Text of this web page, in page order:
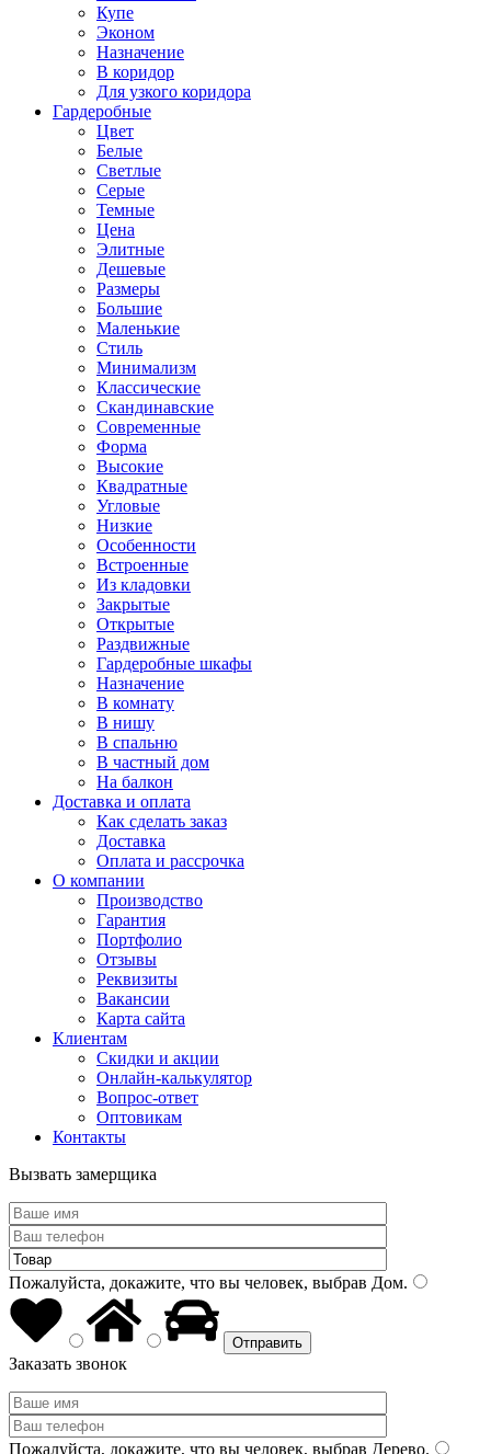
Купе
Эконом
Назначение
В коридор
Для узкого коридора
Гардеробные
Цвет
Белые
Светлые
Серые
Темные
Цена
Элитные
Дешевые
Размеры
Большие
Маленькие
Стиль
Минимализм
Классические
Скандинавские
Современные
Форма
Высокие
Квадратные
Угловые
Низкие
Особенности
Встроенные
Из кладовки
Закрытые
Открытые
Раздвижные
Гардеробные шкафы
Назначение
В комнату
В нишу
В спальню
В частный дом
На балкон
Доставка и оплата
Как сделать заказ
Доставка
Оплата и рассрочка
О компании
Производство
Гарантия
Портфолио
Отзывы
Реквизиты
Вакансии
Карта сайта
Клиентам
Скидки и акции
Онлайн-калькулятор
Вопрос-ответ
Оптовикам
Контакты
Вызвать замерщика
Пожалуйста, докажите, что вы человек, выбрав Дом.
Заказать звонок
Пожалуйста, докажите, что вы человек, выбрав Дерево.